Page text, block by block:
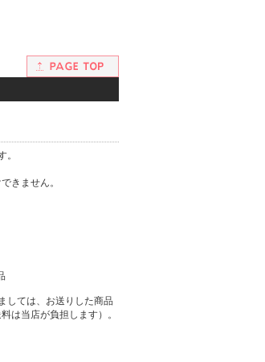
。
きません。
しては、お送りした商品
は当店が負担します）。